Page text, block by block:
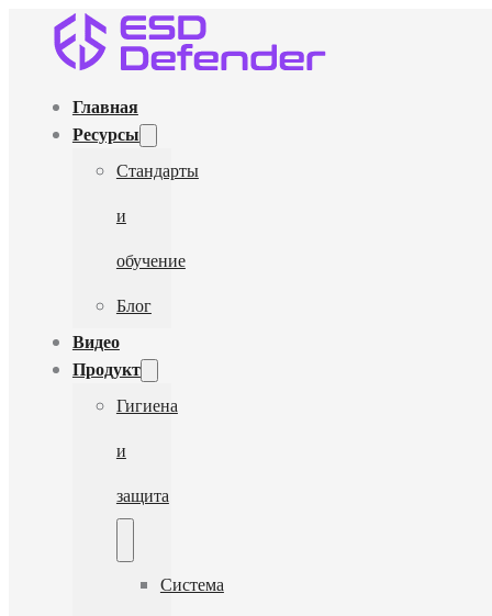
Главная
Ресурсы
Стандарты
и
обучение
Блог
Видео
Продукт
Гигиена
и
защита
Система